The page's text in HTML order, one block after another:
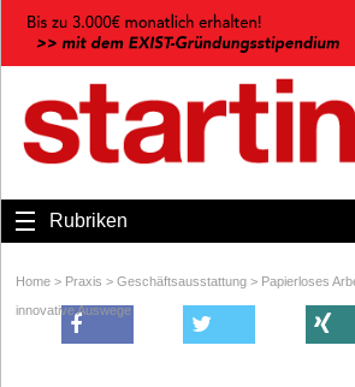
Rubriken
Home > Praxis > Geschäftsausstattung > Papierloses
innovative Auswege